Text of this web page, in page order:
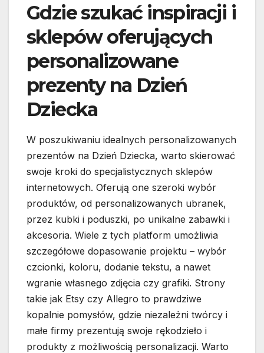
Gdzie szukać inspiracji i
sklepów oferujących
personalizowane
prezenty na Dzień
Dziecka
W poszukiwaniu idealnych personalizowanych
prezentów na Dzień Dziecka, warto skierować
swoje kroki do specjalistycznych sklepów
internetowych. Oferują one szeroki wybór
produktów, od personalizowanych ubranek,
przez kubki i poduszki, po unikalne zabawki i
akcesoria. Wiele z tych platform umożliwia
szczegółowe dopasowanie projektu – wybór
czcionki, koloru, dodanie tekstu, a nawet
wgranie własnego zdjęcia czy grafiki. Strony
takie jak Etsy czy Allegro to prawdziwe
kopalnie pomysłów, gdzie niezależni twórcy i
małe firmy prezentują swoje rękodzieło i
produkty z możliwością personalizacji. Warto